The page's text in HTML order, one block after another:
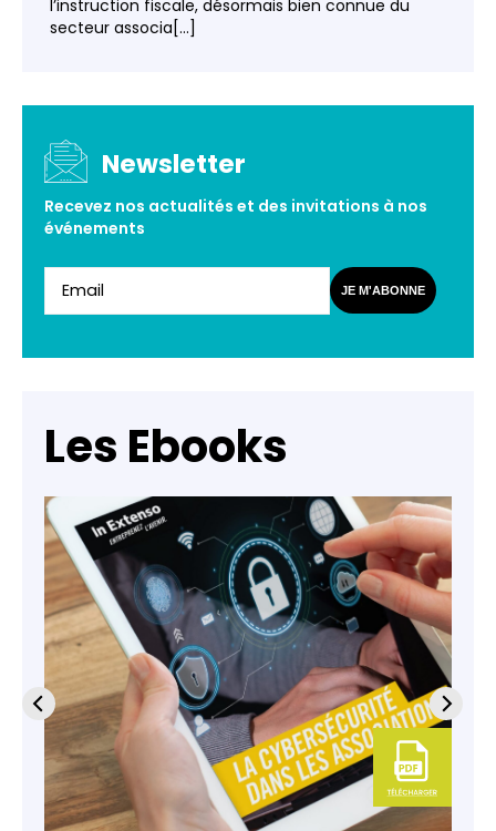
l’instruction fiscale, désormais bien connue du
secteur associa[...]
Newsletter
Recevez nos actualités et des invitations à nos
événements
JE M'ABONNE
Les Ebooks